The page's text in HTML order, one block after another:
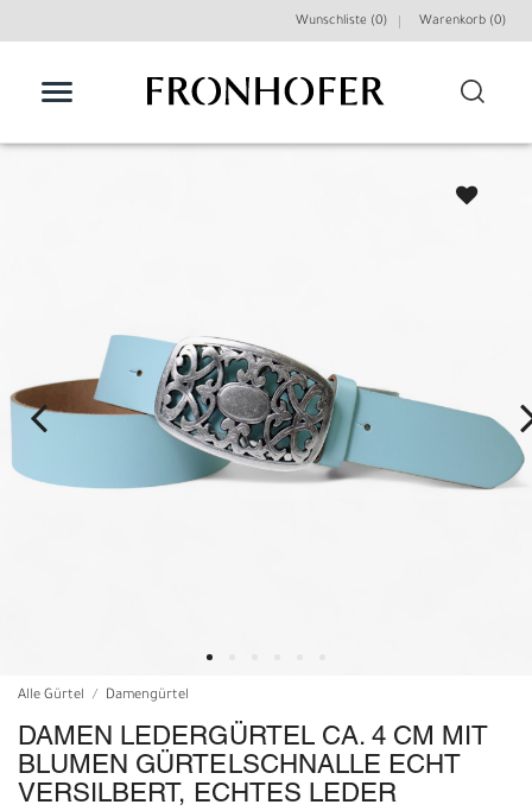
Wunschliste (0) Warenkorb (0)
Alle Gürtel Damengürtel
DAMEN LEDERGÜRTEL CA. 4 CM MIT
BLUMEN GÜRTELSCHNALLE ECHT
VERSILBERT, ECHTES LEDER